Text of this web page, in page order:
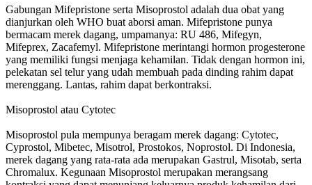
Gabungan Mifepristone serta Misoprostol adalah dua obat yang
dianjurkan oleh WHO buat aborsi aman. Mifepristone punya
bermacam merek dagang, umpamanya: RU 486, Mifegyn,
Mifeprex, Zacafemyl. Mifepristone merintangi hormon progesterone
yang memiliki fungsi menjaga kehamilan. Tidak dengan hormon ini,
pelekatan sel telur yang udah membuah pada dinding rahim dapat
merenggang. Lantas, rahim dapat berkontraksi.
Misoprostol atau Cytotec
Misoprostol pula mempunya beragam merek dagang: Cytotec,
Cyprostol, Mibetec, Misotrol, Prostokos, Noprostol. Di Indonesia,
merek dagang yang rata-rata ada merupakan Gastrul, Misotab, serta
Chromalux. Kegunaan Misoprostol merupakan merangsang